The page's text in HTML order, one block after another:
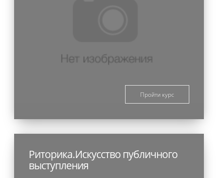
Пройти курс
Риторика.Искусство публичного
выступления